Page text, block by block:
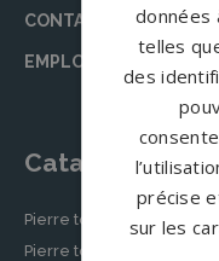
CONTACT
EMPLOI
Catalogue
Pierre tombale classique
Pierre tombale moderne
données
telles
des
précise
sur les